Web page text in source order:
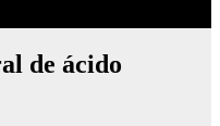
de ácido